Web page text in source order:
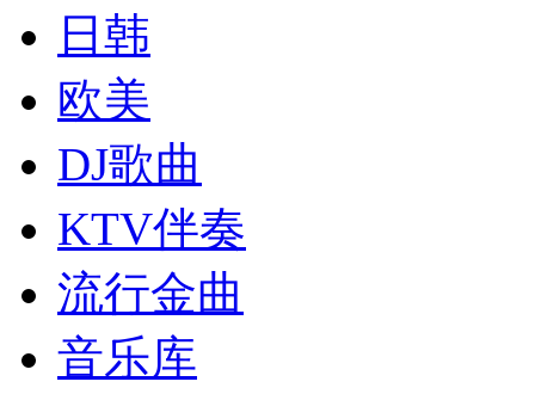
日韩
欧美
DJ歌曲
KTV伴奏
流行金曲
音乐库